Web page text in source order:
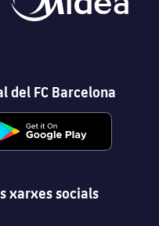
del FC Barcelona
xarxes socials